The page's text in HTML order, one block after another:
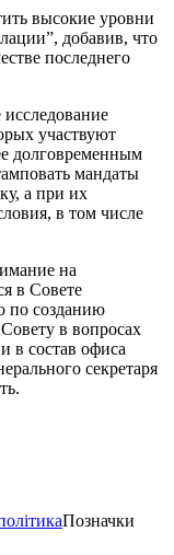
высокие уровни
добавив, что
последнего
участвуют
долговременным
мандаты
а при их
в том числе
на
в Совете
по созданию
в вопросах
в состав офиса
секретаря
Позначки